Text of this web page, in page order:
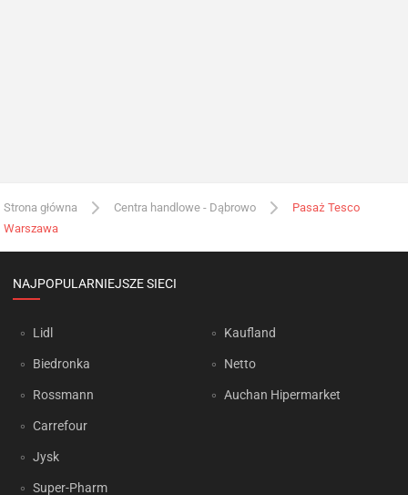
Strona główna Centra handlowe - Dąbrowo
Pasaż Tesco
Warszawa
NAJPOPULARNIEJSZE SIECI
Lidl
Biedronka
Rossmann
Carrefour
Jysk
Super-Pharm
Kaufland
Netto
Auchan Hipermarket